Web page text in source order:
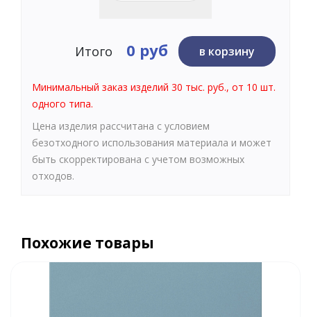
Итого 0 руб в корзину
Минимальный заказ изделий 30 тыс. руб., от 10 шт.
одного типа.
Цена изделия рассчитана с условием
безотходного использования материала и может
быть скорректирована с учетом возможных
отходов.
Похожие товары